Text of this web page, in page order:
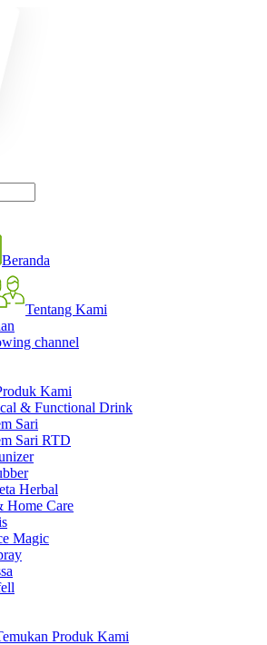
Beranda
Tentang Kami
channel
Kami
& Functional Drink
Sari
Sari RTD
Herbal
Home Care
Magic
Produk Kami